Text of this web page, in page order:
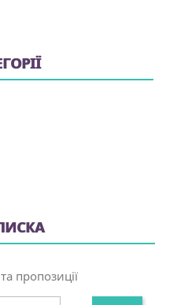
пропозиції